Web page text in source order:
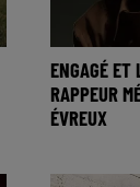
ENGAGÉ ET
RAPPEUR
ÉVREUX